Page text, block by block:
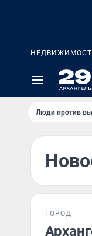
Люди против
ГОРОД